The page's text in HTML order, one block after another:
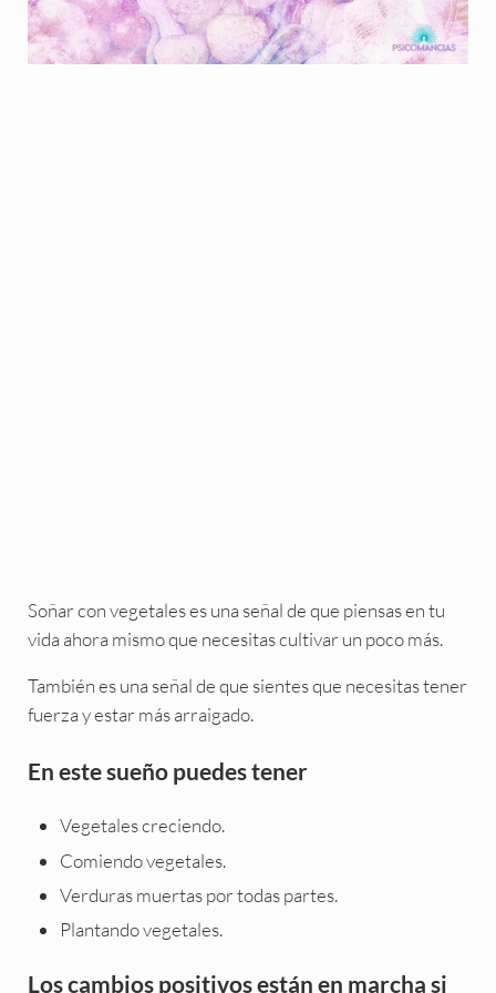
Soñar con vegetales es una señal de que piensas en tu
vida ahora mismo que necesitas cultivar un poco más.
También es una señal de que sientes que necesitas tener
fuerza y estar más arraigado.
En este sueño puedes tener
Vegetales creciendo.
Comiendo vegetales.
Verduras muertas por todas partes.
Plantando vegetales.
Los cambios positivos están en marcha si